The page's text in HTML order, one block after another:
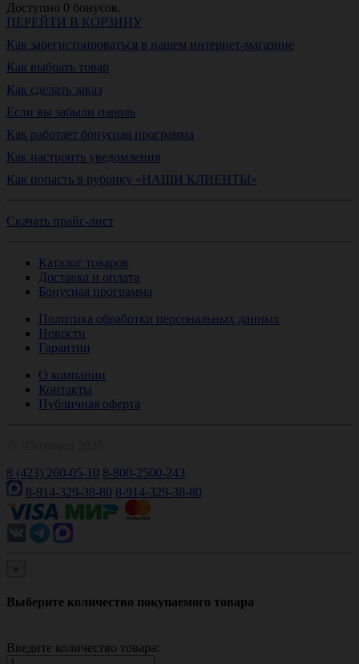
Доступно 0 бонусов.
ПЕРЕЙТИ В КОРЗИНУ
Как зарегистрироваться в нашем интернет-магазине
Как выбрать товар
Как сделать заказ
Если вы забыли пароль
Как работает бонусная программа
Как настроить уведомления
Как попасть в рубрику «НАШИ КЛИЕНТЫ»
Скачать прайс-лист
Каталог товаров
Доставка и оплата
Бонусная программа
Политика обработки персональных данных
Новости
Гарантии
О компании
Контакты
Публичная оферта
8 (423) 260-05-10 8-800-2500-243
8-914-329-38-80 8-914-329-38-80
×
Выберите количество покупаемого товара
Введите количество товара: